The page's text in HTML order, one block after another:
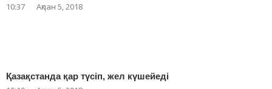
10:37 Ақпан 5, 2018
Қазақстанда қар түсіп, жел күшейеді